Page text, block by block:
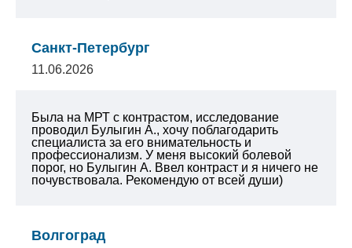
Санкт-Петербург
11.06.2026
Была на МРТ с контрастом, исследование
проводил Булыгин А., хочу поблагодарить
специалиста за его внимательность и
профессионализм. У меня высокий болевой
порог, но Булыгин А. Ввел контраст и я ничего не
почувствовала. Рекомендую от всей души)
Волгоград